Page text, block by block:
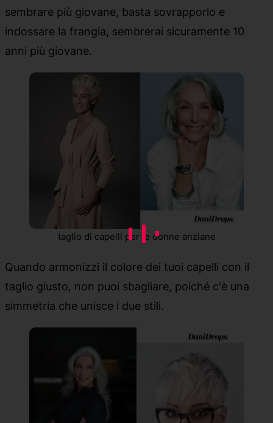
sembrare più giovane, basta sovrapporlo e
indossare la frangia, sembrerai sicuramente 10
anni più giovane.
taglio di capelli per le donne anziane
Quando armonizzi il colore dei tuoi capelli con il
taglio giusto, non puoi sbagliare, poiché c'è una
simmetria che unisce i due stili.